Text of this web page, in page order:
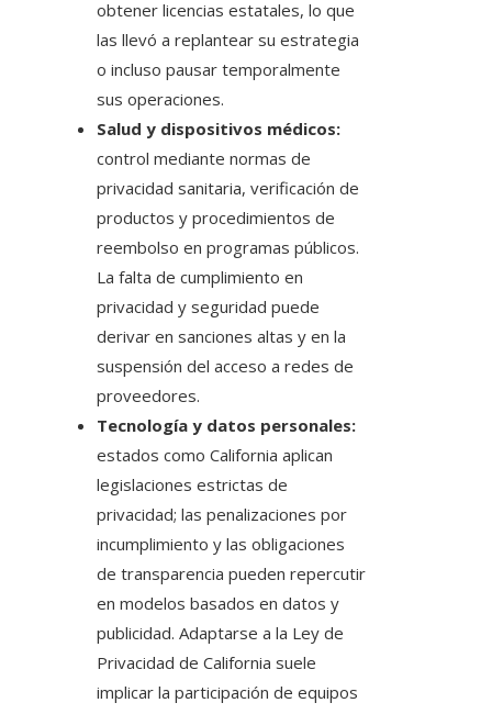
obtener licencias estatales, lo que
las llevó a replantear su estrategia
o incluso pausar temporalmente
sus operaciones.
Salud y dispositivos médicos:
control mediante normas de
privacidad sanitaria, verificación de
productos y procedimientos de
reembolso en programas públicos.
La falta de cumplimiento en
privacidad y seguridad puede
derivar en sanciones altas y en la
suspensión del acceso a redes de
proveedores.
Tecnología y datos personales:
estados como California aplican
legislaciones estrictas de
privacidad; las penalizaciones por
incumplimiento y las obligaciones
de transparencia pueden repercutir
en modelos basados en datos y
publicidad. Adaptarse a la Ley de
Privacidad de California suele
implicar la participación de equipos